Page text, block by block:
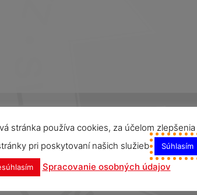
stránka používa cookies, za účelom zlepšenia
pri poskytovaní našich služieb
Súhlasím
Spracovanie osobných údajov